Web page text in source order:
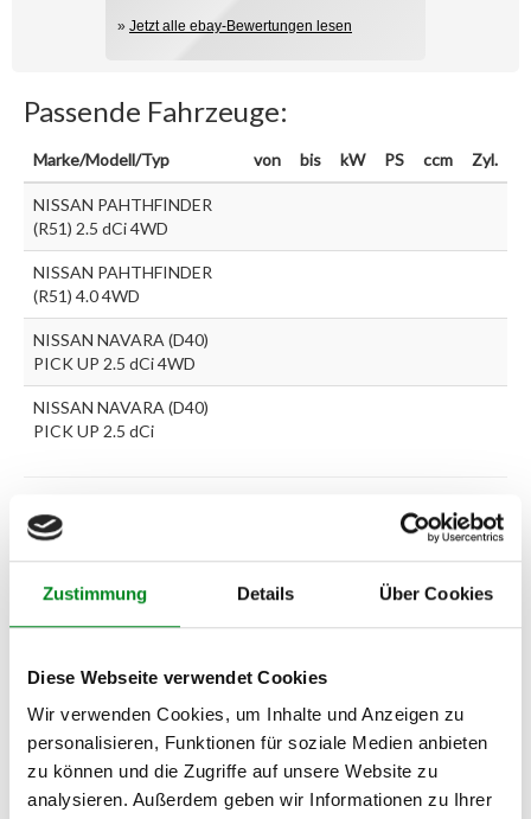
Zustimmung Details Über Cookies
Diese Webseite verwendet Cookies
Wir verwenden Cookies, um Inhalte und Anzeigen zu
personalisieren, Funktionen für soziale Medien anbieten
zu können und die Zugriffe auf unsere Website zu
analysieren. Außerdem geben wir Informationen zu Ihrer
» Jetzt alle ebay-Bewertungen lesen
Passende Fahrzeuge:
Marke/Modell/Typ von bis kW PS ccm Zyl.
NISSAN PAHTHFINDER
(R51) 2.5 dCi 4WD
NISSAN PAHTHFINDER
(R51) 4.0 4WD
NISSAN NAVARA (D40)
PICK UP 2.5 dCi 4WD
NISSAN NAVARA (D40)
PICK UP 2.5 dCi
Zur exakten Fahrzeug-Identifizierung können Sie auch unseren
Support kontaktieren (
Wir benötigen folgende Fahrzeugdaten:Schlüsselnummerzu 2
(2.1) und zu 3 (2.2) oder
Fahrgestellnummer
Oder einfachim Chatnachfragen.
Hersteller/EU Verantwortliche